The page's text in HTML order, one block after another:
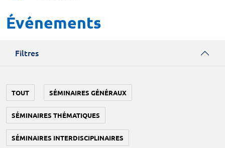
Événements
Filtres
TOUT SÉMINAIRES GÉNÉRAUX
SÉMINAIRES THÉMATIQUES
SÉMINAIRES INTERDISCIPLINAIRES